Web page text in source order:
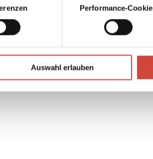
Performance-
Auswahl erlauben
Kaufen